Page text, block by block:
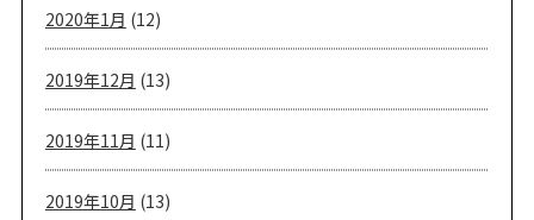
2020年1月 (12)
2019年12月 (13)
2019年11月 (11)
2019年10月 (13)